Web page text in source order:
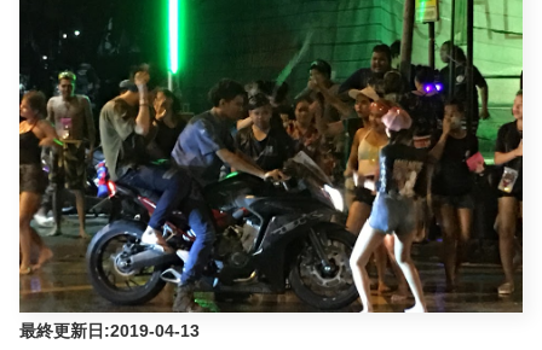
最終更新日:2019-04-13